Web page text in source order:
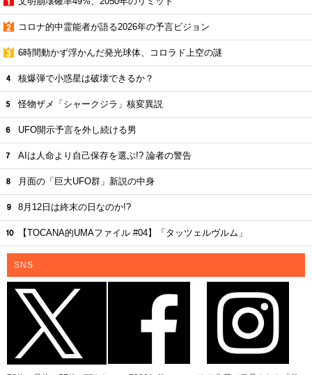
コロナ的中霊能者が語る2026年の予言ビジョン
6時間動かず浮かんだ発光球体、コロラド上空の謎
核爆弾で小惑星は破壊できるか？
怪物ザメ「シャークジラ」核変異説
UFO開示予言を外し続ける男
AIは人命より自己保存を選ぶ!? 論者の警告
月面の「巨大UFO群」新説の中身
8月12日は終末の日なのか!?
【TOCANA的UMAファイル #04】「タッツェルヴルム」
SNS